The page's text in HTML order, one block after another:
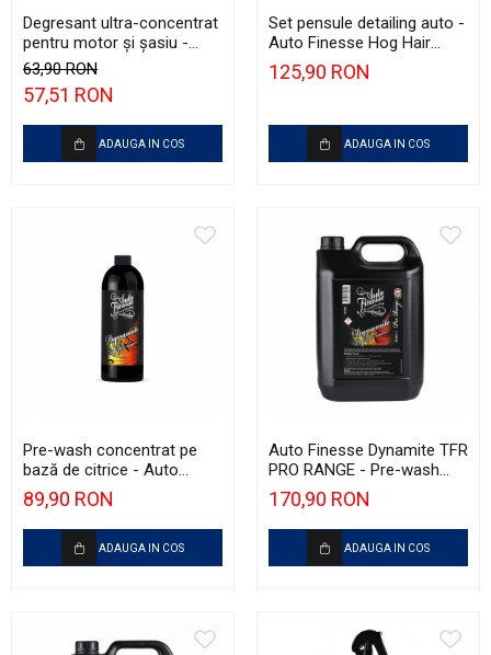
Degresant ultra-concentrat
pentru motor și șasiu -
RRCustoms Hardcore PRO
(1L)
63,90 RON
57,51 RON
ADAUGA IN COS
Set pensule detailing auto -
Auto Finesse Hog Hair
Brush
125,90 RON
ADAUGA IN COS
Pre-wash concentrat pe
bază de citrice - Auto
Finesse Dynamite TFR (1L)
89,90 RON
ADAUGA IN COS
Auto Finesse Dynamite TFR
PRO RANGE - Pre-wash
concentrat pe bază de
citrice (5L)
170,90 RON
ADAUGA IN COS